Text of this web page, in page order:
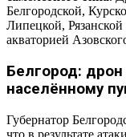
Белгородской,
Липецкой,
акваторией
Белгород:
населённому
Губернатор
что в результате